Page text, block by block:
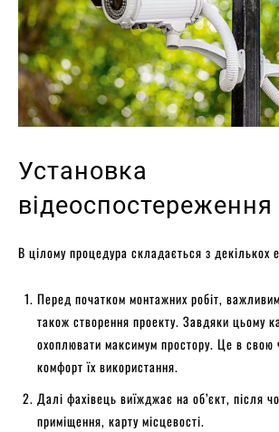
Установка
відеоспостереження
В цілому процедура складається з декількох
Перед початком монтажних робіт,
також створення проекту. Завдяки цьому
охоплювати максимум простору. Це в свою
комфорт їх використання.
Далі фахівець виїжджає на об’єкт, після
приміщення, карту місцевості.